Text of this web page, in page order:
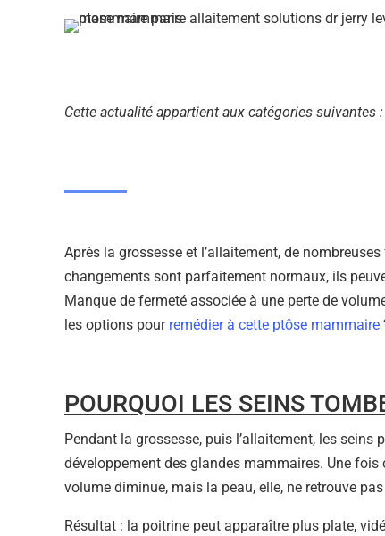
Cette actualité appartient aux catégories suivantes :
Après la grossesse et l’allaitement, de
changements sont parfaitement normaux, ils
Manque de fermeté associée à une perte de
les options pour remédier à cette ptôse mammaire
POURQUOI LES SEINS
Pendant la grossesse, puis l’allaitement, les
développement des glandes mammaires. Une
volume diminue, mais la peau, elle, ne retrouve
Résultat : la poitrine peut apparaître plus plate,